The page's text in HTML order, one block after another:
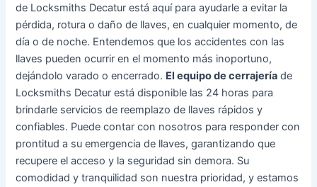
de Locksmiths Decatur está aquí para ayudarle a evitar la
pérdida, rotura o daño de llaves, en cualquier momento, de
día o de noche. Entendemos que los accidentes con las
llaves pueden ocurrir en el momento más inoportuno,
dejándolo varado o encerrado. El equipo de cerrajería de
Locksmiths Decatur está disponible las 24 horas para
brindarle servicios de reemplazo de llaves rápidos y
confiables. Puede contar con nosotros para responder con
prontitud a su emergencia de llaves, garantizando que
recupere el acceso y la seguridad sin demora. Su
comodidad y tranquilidad son nuestra prioridad, y estamos